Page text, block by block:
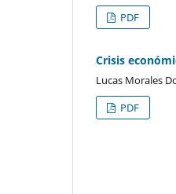
PDF
Crisis
Lucas Morales
PDF